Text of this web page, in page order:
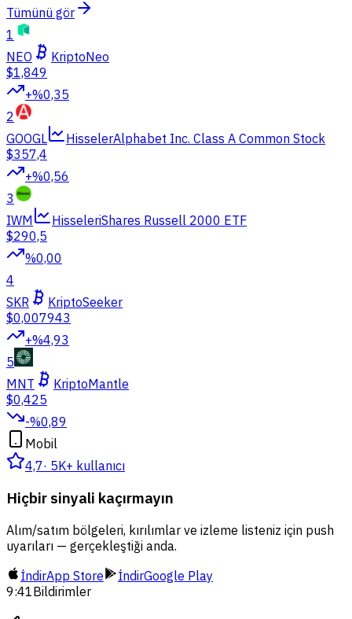
Tümünü gör
1
NEO
KriptoNeo
$1,849
+%0,35
2
GOOGL
HisselerAlphabet Inc. Class A Common Stock
$357,4
+%0,56
3
IWM
HisseleriShares Russell 2000 ETF
$290,5
%0,00
4
SKR
KriptoSeeker
$0,007943
+%4,93
5
MNT
KriptoMantle
$0,425
-%0,89
Mobil
4,7· 5K+ kullanıcı
Hiçbir sinyali kaçırmayın
Alım/satım bölgeleri, kırılımlar ve izleme listeniz için push
uyarıları — gerçekleştiği anda.
İndirApp Store İndirGoogle Play
9:41Bildirimler